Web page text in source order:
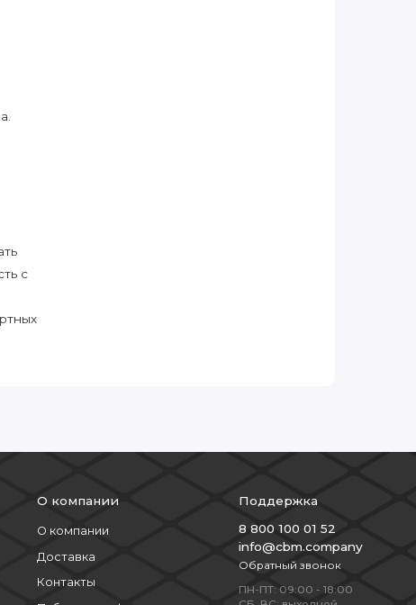
с
О компании
О компании
Доставка
Контакты
Поддержка
8 800 100 01 52
info@cbm.company
Обратный звонок
ПН-ПТ: 09:00 - 18:00